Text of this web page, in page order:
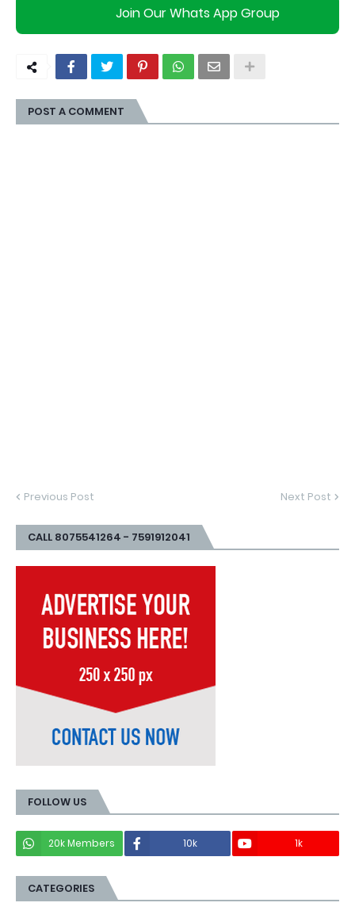
Join Our Whats App Group
POST A COMMENT
Previous Post Next Post
CALL 8075541264 - 7591912041
FOLLOW US
20k Members 10k 1k
CATEGORIES